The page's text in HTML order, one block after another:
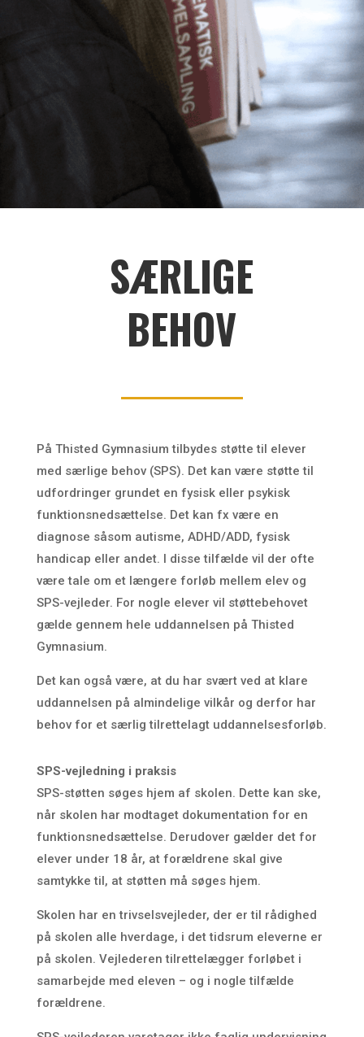
SÆRLIGE
BEHOV
På Thisted Gymnasium tilbydes støtte til elever
med særlige behov (SPS). Det kan være støtte til
udfordringer grundet en fysisk eller psykisk
funktionsnedsættelse. Det kan fx være en
diagnose såsom autisme, ADHD/ADD, fysisk
handicap eller andet. I disse tilfælde vil der ofte
være tale om et længere forløb mellem elev og
SPS-vejleder. For nogle elever vil støttebehovet
gælde gennem hele uddannelsen på Thisted
Gymnasium.
Det kan også være, at du har svært ved at klare
uddannelsen på almindelige vilkår og derfor har
behov for et særlig tilrettelagt uddannelsesforløb.
SPS-vejledning i praksis
SPS-støtten søges hjem af skolen. Dette kan ske,
når skolen har modtaget dokumentation for en
funktionsnedsættelse. Derudover gælder det for
elever under 18 år, at forældrene skal give
samtykke til, at støtten må søges hjem.
Skolen har en trivselsvejleder, der er til rådighed
på skolen alle hverdage, i det tidsrum eleverne er
på skolen. Vejlederen tilrettelægger forløbet i
samarbejde med eleven – og i nogle tilfælde
forældrene.